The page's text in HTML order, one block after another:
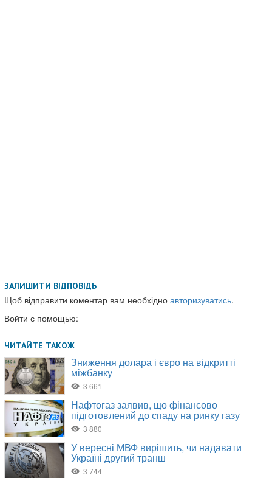
ЗАЛИШИТИ ВІДПОВІДЬ
Щоб відправити коментар вам необхідно авторизуватись.
Войти с помощью: